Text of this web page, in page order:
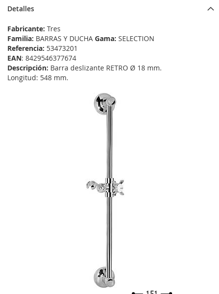
Detalles
Fabricante: Tres
Familia: BARRAS Y DUCHA Gama: SELECTION
Referencia: 53473201
EAN: 8429546377674
Descripción: Barra deslizante RETRO Ø 18 mm.
Longitud: 548 mm.